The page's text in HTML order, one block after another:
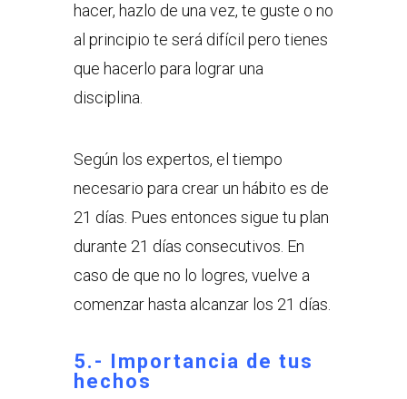
hacer, hazlo de una vez, te guste o no
al principio te será difícil pero tienes
que hacerlo para lograr una
disciplina.
Según los expertos, el tiempo
necesario para crear un hábito es de
21 días. Pues entonces sigue tu plan
durante 21 días consecutivos. En
caso de que no lo logres, vuelve a
comenzar hasta alcanzar los 21 días.
5.- Importancia de tus
hechos